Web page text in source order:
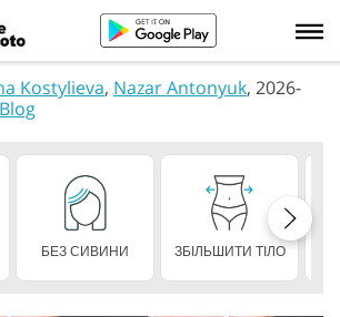
Kostylieva, Nazar Antonyuk, 2026-
БЕЗ СИВИНИ ЗБІЛЬШИТИ ТІЛО